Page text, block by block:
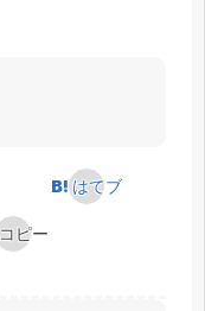
はてブ
コピー